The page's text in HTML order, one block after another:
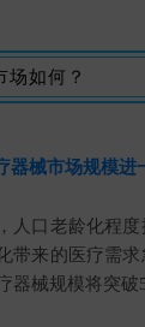
场如何？
械市场规模进
人口老龄化程
带来的医疗需
器械规模将突破